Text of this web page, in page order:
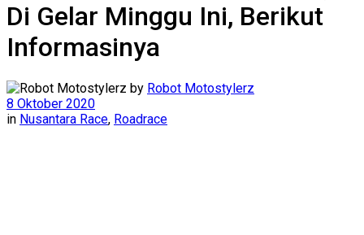
Di Gelar Minggu Ini, Berikut
Informasinya
by Robot Motostylerz
8 Oktober 2020
in Nusantara Race, Roadrace